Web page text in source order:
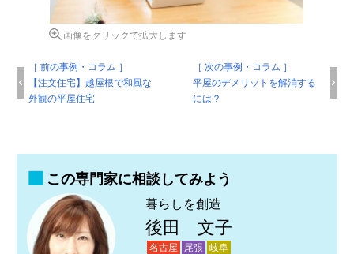
画像をクリックで拡大します
［ 前の事例・コラム ］
【注文住宅】越屋根で和風な
外観の平屋住宅
［ 次の事例・コラム ］
平屋のデメリットを解消する
には？
この専門家に相談してみよう
暮らしを創造
後田 文子
名古屋 尾張 岐阜